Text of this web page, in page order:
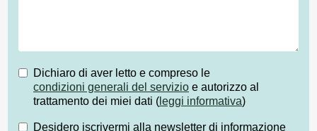
Dichiaro di aver letto e compreso le
condizioni generali del servizio e autorizzo al
trattamento dei miei dati ( leggi informativa)
Desidero iscrivermi alla newsletter di informazione